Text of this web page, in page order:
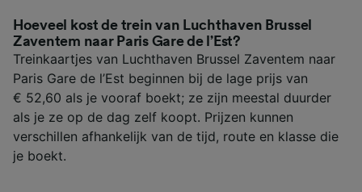
Hoeveel kost de trein van Luchthaven Brussel
Zaventem naar Paris Gare de l’Est?
Treinkaartjes van Luchthaven Brussel Zaventem naar
Paris Gare de l’Est beginnen bij de lage prijs van
€ 52,60 als je vooraf boekt; ze zijn meestal duurder
als je ze op de dag zelf koopt. Prijzen kunnen
verschillen afhankelijk van de tijd, route en klasse die
je boekt.